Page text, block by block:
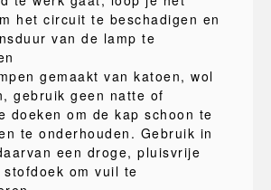
het circuit te beschadigen en
van de lamp te
gemaakt van katoen, wol
gebruik geen natte of
doeken om de kap schoon te
te onderhouden. Gebruik in
een droge, pluisvrije
om vuil te